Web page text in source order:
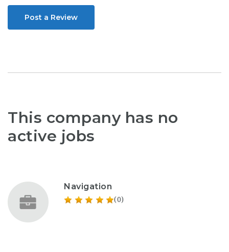
Post a Review
This company has no
active jobs
Navigation
(0)